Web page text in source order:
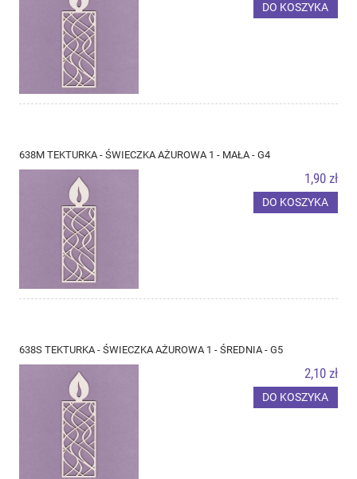
DO KOSZYKA
638M TEKTURKA - ŚWIECZKA AŻUROWA 1 - MAŁA - G4
1,90 zł
DO KOSZYKA
638S TEKTURKA - ŚWIECZKA AŻUROWA 1 - ŚREDNIA - G5
2,10 zł
DO KOSZYKA